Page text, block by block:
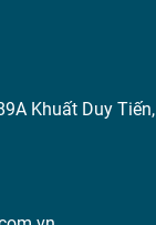
Khuất Duy Tiến,